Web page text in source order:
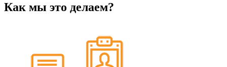
Как мы это делаем?